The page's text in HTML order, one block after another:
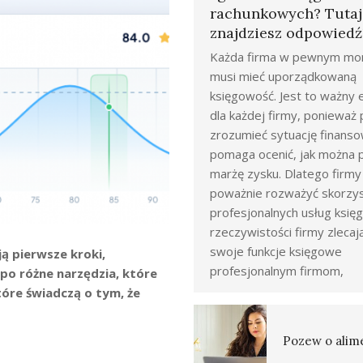
pierwsze kroki,
różne narzędzia, które
świadczą o tym, że
rachunkowych? Tutaj
znajdziesz
Każda firma w pewnym
musi mieć uporządkowaną
księgowość. Jest to ważny
dla każdej firmy, ponieważ
zrozumieć sytuację
pomaga ocenić, jak można
marżę zysku. Dlatego
poważnie rozważyć
profesjonalnych usług
rzeczywistości firmy
swoje funkcje księgowe
profesjonalnym firmom,
Pozew o